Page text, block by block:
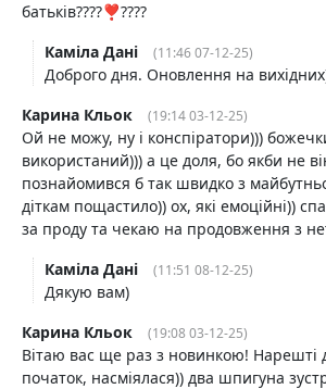
батьків????❣️????
Каміла Дані
(11:46 07-12-25)
Доброго дня. Оновлення на
Карина Кльок
(19:14 03-12-25)
Ой не можу, ну і конспіратори)))
використаний))) а це доля, бо якби не
познайомився б так швидко з
діткам пощастило)) ох, які емоційні))
за проду та чекаю на продовження з
Каміла Дані
(11:51 08-12-25)
Дякую вам)
Карина Кльок
(19:08 03-12-25)
Вітаю вас ще раз з новинкою! Нарешті
початок, насміялася)) два шпигуна